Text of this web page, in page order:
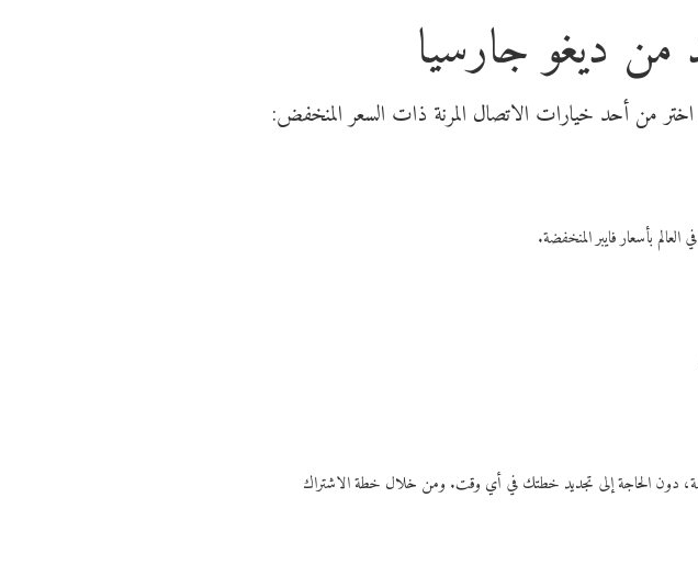
من ديغو جارسيا
دون الحاجة إلى تجديد خطتك في أي وقت. ومن خلال خطة الاشتراك